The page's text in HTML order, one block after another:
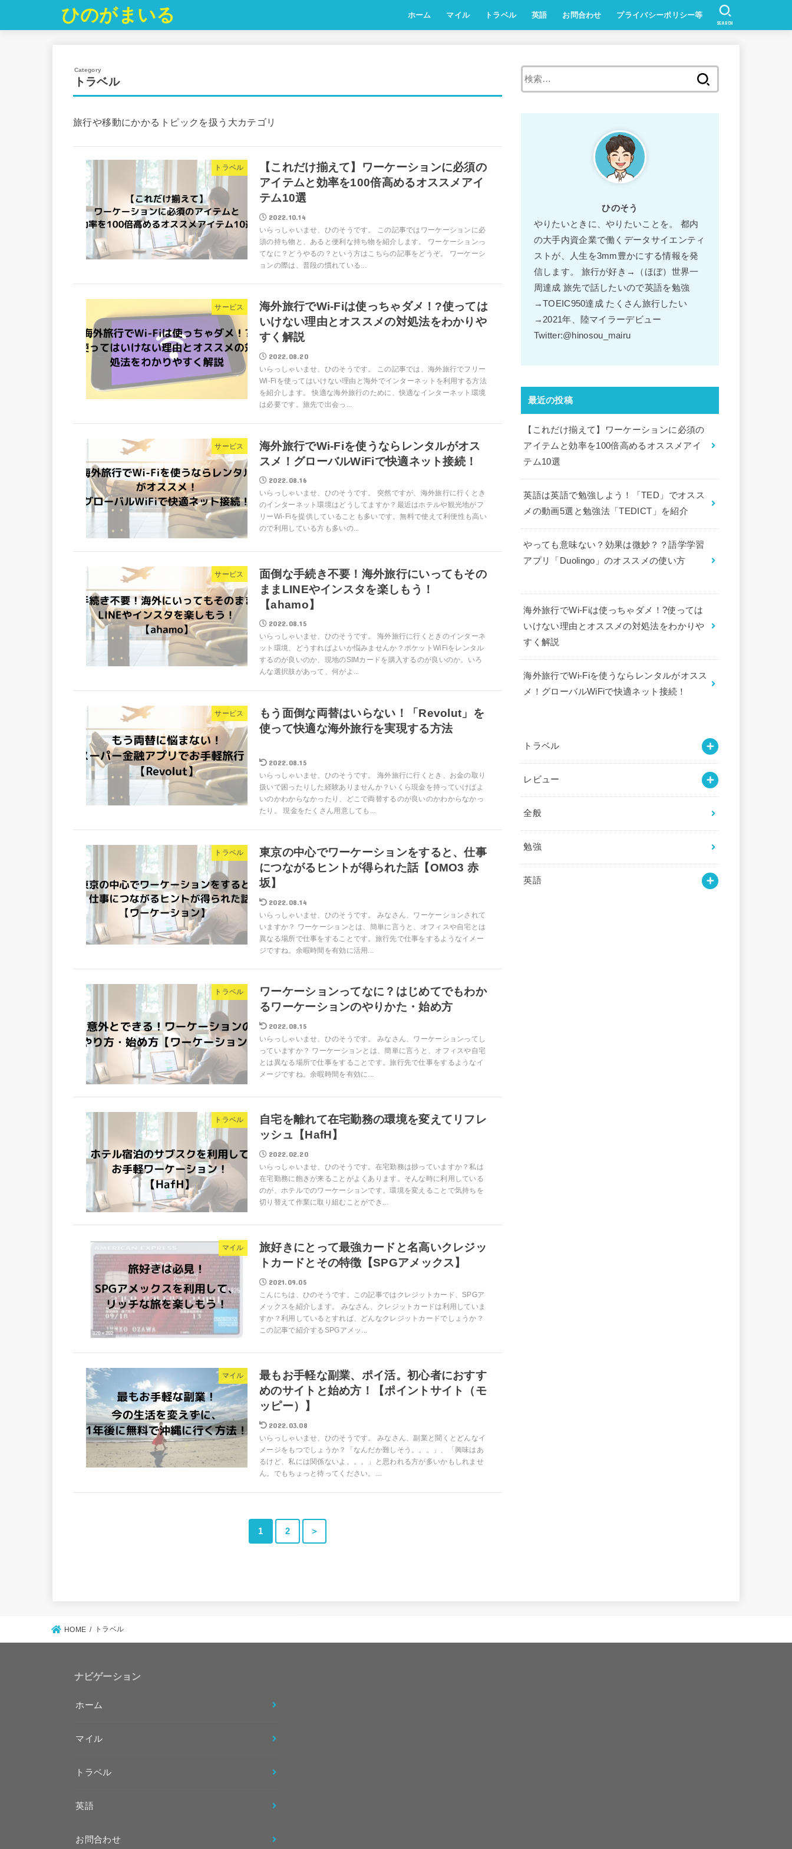
ひのがまいる ホーム マイル トラベル 英語 お問合わせ プライバシーポリシー等
SEARCH
トラベル
旅行や移動にかかるトピックを扱う大カテゴリ
トラベル
【これだけ揃えて】ワーケーションに必須の
アイテムと効率を100倍高めるオススメアイ
テム10選
2022.10.14
いらっしゃいませ、ひのそうです。 この記事ではワーケーションに必
須の持ち物と、あると便利な持ち物を紹介します。 ワーケーションっ
てなに？どうやるの？という方はこちらの記事をどうぞ。 ワーケーシ
ョンの際は、普段の慣れている...
サービス
海外旅行でWi-Fiは使っちゃダメ！?使っては
いけない理由とオススメの対処法をわかりや
すく解説
2022.08.20
いらっしゃいませ、ひのそうです。 この記事では、海外旅行でフリー
Wi-Fiを使ってはいけない理由と海外でインターネットを利用する方法
を紹介します。 快適な海外旅行のために、快適なインターネット環境
は必要です。旅先で出会っ...
サービス
海外旅行でWi-Fiを使うならレンタルがオス
スメ！グローバルWiFiで快適ネット接続！
2022.08.16
いらっしゃいませ、ひのそうです。 突然ですが、海外旅行に行くとき
のインターネット環境はどうしてますか？最近はホテルや観光地がフ
リーWi-Fiを提供していることも多いです。無料で使えて利便性も高い
ので利用している方も多いの...
サービス
面倒な手続き不要！海外旅行にいってもその
ままLINEやインスタを楽しもう！
【ahamo】
2022.08.15
いらっしゃいませ、ひのそうです。 海外旅行に行くときのインターネ
ット環境、どうすればよいか悩みませんか？ポケットWiFiをレンタル
するのが良いのか、現地のSIMカードを購入するのが良いのか。いろ
んな選択肢があって、何がよ...
サービス
もう面倒な両替はいらない！「Revolut」を
使って快適な海外旅行を実現する方法
2022.08.15
いらっしゃいませ、ひのそうです。 海外旅行に行くとき、お金の取り
扱いで困ったりした経験ありませんか？いくら現金を持っていけばよ
いのかわからなかったり、どこで両替するのが良いのかわからなかっ
たり。 現金をたくさん用意しても...
トラベル
東京の中心でワーケーションをすると、仕事
につながるヒントが得られた話【OMO3 赤
坂】
2022.08.14
いらっしゃいませ、ひのそうです。 みなさん、ワーケーションされて
いますか？ ワーケーションとは、簡単に言うと、オフィスや自宅とは
異なる場所で仕事をすることです。旅行先で仕事をするようなイメー
ジですね。余暇時間を有効に活用...
トラベル
ワーケーションってなに？はじめてでもわか
るワーケーションのやりかた・始め方
2022.08.15
いらっしゃいませ、ひのそうです。 みなさん、ワーケーションってし
っていますか？ ワーケーションとは、簡単に言うと、オフィスや自宅
とは異なる場所で仕事をすることです。旅行先で仕事をするようなイ
メージですね。余暇時間を有効に...
トラベル
自宅を離れて在宅勤務の環境を変えてリフレ
ッシュ【HafH】
2022.02.20
いらっしゃいませ、ひのそうです。在宅勤務は捗っていますか？私は
在宅勤務に飽きが来ることがよくあります。そんな時に利用している
のが、ホテルでのワーケーションです。環境を変えることで気持ちを
切り替えて作業に取り組むことができ...
マイル
旅好きにとって最強カードと名高いクレジッ
トカードとその特徴【SPGアメックス】
2021.09.05
こんにちは、ひのそうです。この記事ではクレジットカード、SPGア
メックスを紹介します。 みなさん、クレジットカードは利用していま
すか？利用しているとすれば、どんなクレジットカードでしょうか？
この記事で紹介するSPGアメッ...
マイル
最もお手軽な副業、ポイ活。初心者におすす
めのサイトと始め方！【ポイントサイト（モ
ッピー）】
2022.03.08
いらっしゃいませ、ひのそうです。 みなさん、副業と聞くとどんなイ
メージをもつでしょうか？「なんだか難しそう。。。」、「興味はあ
るけど、私には関係ないよ。。。」と思われる方が多いかもしれませ
ん。でもちょっと待ってください。...
1 2 ＞
ひのそう
やりたいときに、やりたいことを。 都内
の大手内資企業で働くデータサイエンティ
ストが、人生を3mm豊かにする情報を発
信します。 旅行が好き→（ほぼ）世界一
周達成 旅先で話したいので英語を勉強
→TOEIC950達成 たくさん旅行したい
→2021年、陸マイラーデビュー
Twitter:@hinosou_mairu
最近の投稿
【これだけ揃えて】ワーケーションに必須の
アイテムと効率を100倍高めるオススメアイ
テム10選
英語は英語で勉強しよう！「TED」でオスス
メの動画5選と勉強法「TEDICT」を紹介
やっても意味ない？効果は微妙？？語学学習
アプリ「Duolingo」のオススメの使い方
海外旅行でWi-Fiは使っちゃダメ！?使っては
いけない理由とオススメの対処法をわかりや
すく解説
海外旅行でWi-Fiを使うならレンタルがオスス
メ！グローバルWiFiで快適ネット接続！
トラベル
レビュー
全般
勉強
英語
HOME トラベル
ナビゲーション
ホーム
マイル
トラベル
英語
お問合わせ